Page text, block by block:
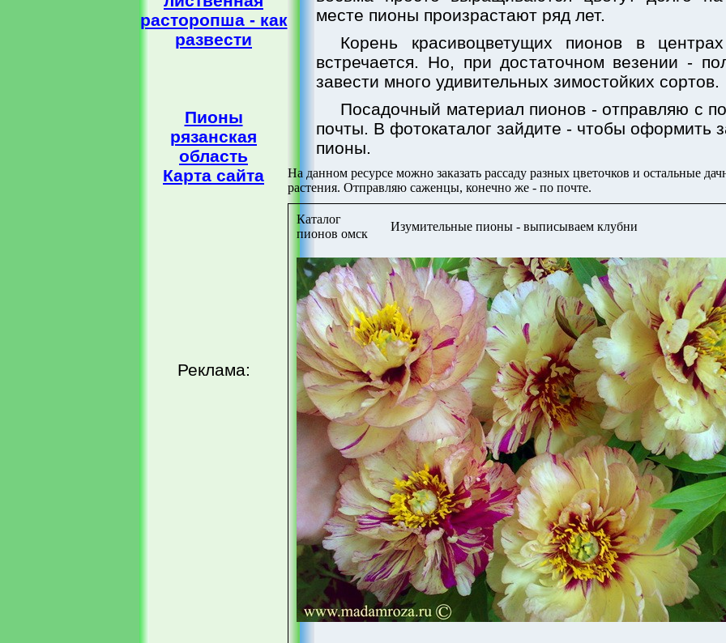
расторопша - как
развести
Пионы
рязанская
область
Карта сайта
Реклама:
месте пионы произрастают ряд лет.
Корень красивоцветущих пионов в
встречается. Но, при достаточном везении -
завести много удивительных зимостойких сортов.
Посадочный материал пионов - отправляю с
почты. В фотокаталог зайдите - чтобы оформить
пионы.
На данном ресурсе можно заказать рассаду разных цветочков и остальные
растения. Отправляю саженцы, конечно же - по почте.
Каталог
пионов омск
Изумительные пионы - выписываем клубни